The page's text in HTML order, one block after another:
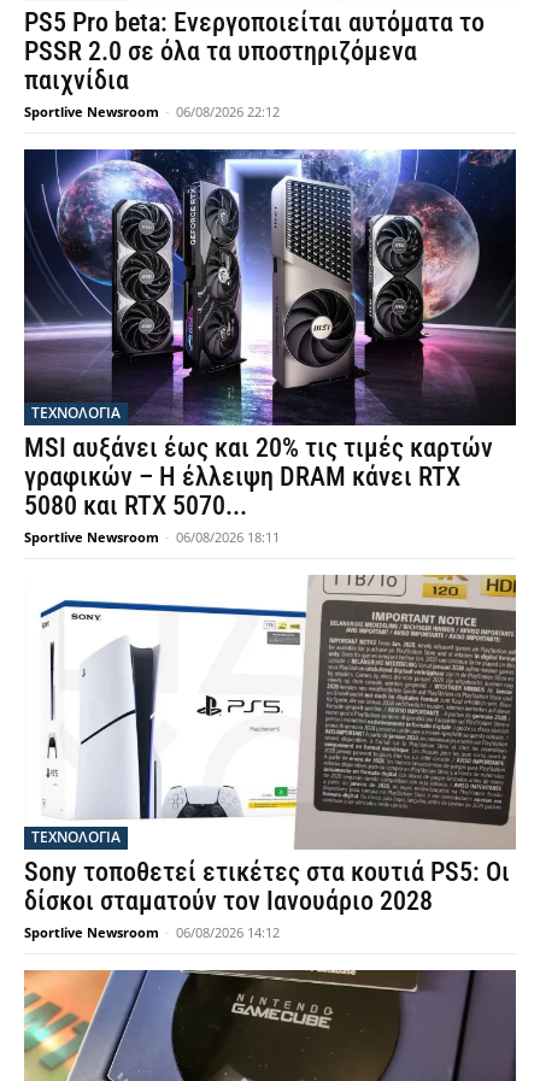
PS5 Pro beta: Ενεργοποιείται αυτόματα το
PSSR 2.0 σε όλα τα υποστηριζόμενα
παιχνίδια
Sportlive Newsroom - 06/08/2026 22:12
ΤΕΧΝΟΛΟΓΙΑ
MSI αυξάνει έως και 20% τις τιμές καρτών
γραφικών – Η έλλειψη DRAM κάνει RTX
5080 και RTX 5070...
Sportlive Newsroom - 06/08/2026 18:11
ΤΕΧΝΟΛΟΓΙΑ
Sony τοποθετεί ετικέτες στα κουτιά PS5: Οι
δίσκοι σταματούν τον Ιανουάριο 2028
Sportlive Newsroom - 06/08/2026 14:12